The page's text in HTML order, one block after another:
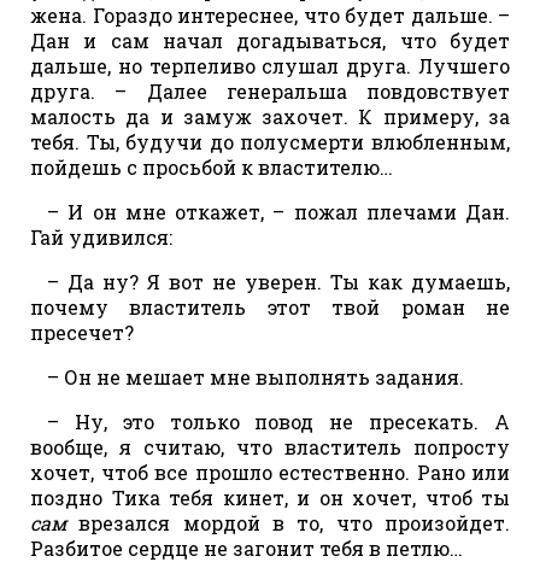
жена. Гораздо интереснее, что будет дальше. –
Дан и сам начал догадываться, что будет
дальше, но терпеливо слушал друга. Лучшего
друга. – Далее генеральша повдовствует
малость да и замуж захочет. К примеру, за
тебя. Ты, будучи до полусмерти влюбленным,
пойдешь с просьбой к властителю…
– И он мне откажет, – пожал плечами Дан.
Гай удивился:
– Да ну? Я вот не уверен. Ты как думаешь,
почему властитель этот твой роман не
пресечет?
– Он не мешает мне выполнять задания.
– Ну, это только повод не пресекать. А
вообще, я считаю, что властитель попросту
хочет, чтоб все прошло естественно. Рано или
поздно Тика тебя кинет, и он хочет, чтоб ты
самврезался мордой в то, что произойдет.
Разбитое сердце не загонит тебя в петлю…